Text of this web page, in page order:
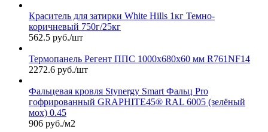
Краситель для затирки White Hills 1кг Темно-
коричневый 750г/25кг
562.5 руб./шт
Термопанель Регент ППС 1000х680х60 мм R761NF14
2272.6 руб./шт
Фальцевая кровля Stynergy Smart Фальц Pro
гофрированный GRAPHITE45® RAL 6005 (зелёный
мох) 0.45
906 руб./м2